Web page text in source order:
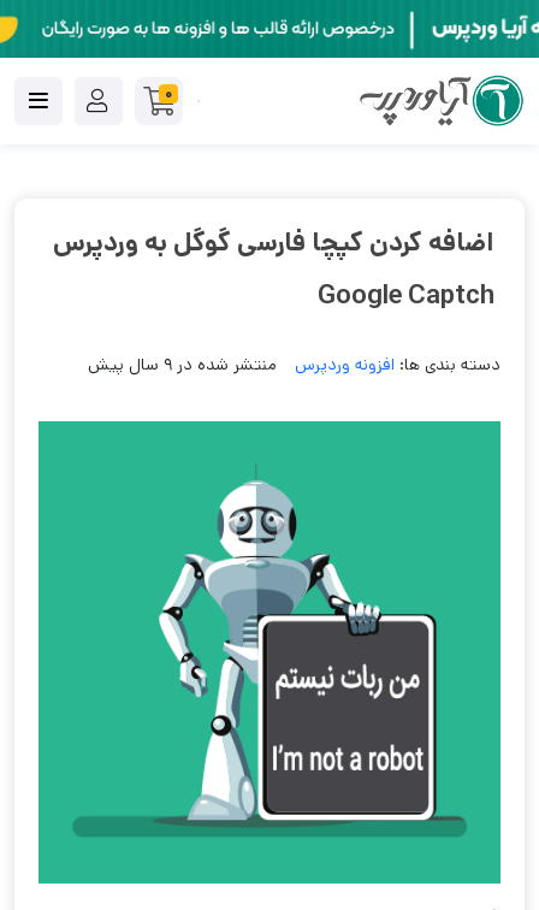
0
اضافه کردن کپچا فارسی گوگل به وردپرس
Google Captch
دسته بندی ها: افزونه وردپرس منتشر شده در 9 سال پیش